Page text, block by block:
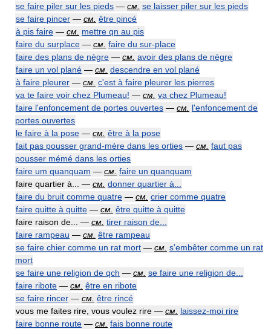
se faire piler sur les pieds — см. se laisser piler sur les pieds
se faire pincer — см. être pincé
à pis faire — см. mettre qn au pis
faire du surplace — см. faire du sur-place
faire des plans de nègre — см. avoir des plans de nègre
faire un vol plané — см. descendre en vol plané
à faire pleurer — см. c'est à faire pleurer les pierres
va te faire voir chez Plumeau! — см. va chez Plumeau!
faire l'enfoncement de portes ouvertes — см. l'enfoncement de
portes ouvertes
le faire à la pose — см. être à la pose
fait pas pousser grand-mère dans les orties — см. faut pas
pousser mémé dans les orties
faire um quanquam — см. faire un quanquam
faire quartier à... — см. donner quartier à...
faire du bruit comme quatre — см. crier comme quatre
faire quitte à quitte — см. être quitte à quitte
faire raison de... — см. tirer raison de...
faire rampeau — см. être rampeau
se faire chier comme un rat mort — см. s'embêter comme un rat
mort
se faire une religion de qch — см. se faire une religion de...
faire ribote — см. être en ribote
se faire rincer — см. être rincé
vous me faites rire, vous voulez rire — см. laissez-moi rire
faire bonne route — см. fais bonne route